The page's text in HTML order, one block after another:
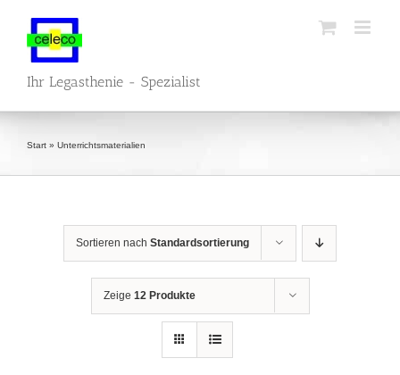
springen
Ihr Legasthenie - Spezialist
Start » Unterrichtsmaterialien
Sortieren nach Standardsortierung
Zeige 12 Produkte